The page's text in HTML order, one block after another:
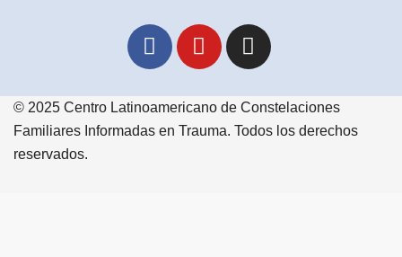
© 2025 Centro Latinoamericano de Constelaciones
Familiares Informadas en Trauma. Todos los derechos
reservados.